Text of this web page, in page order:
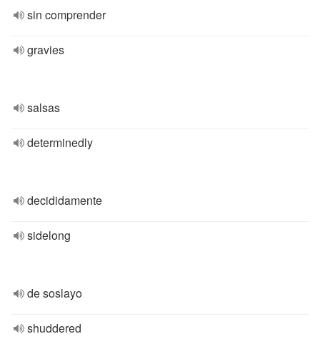
sin comprender
gravies
salsas
determinedly
decididamente
sidelong
de soslayo
shuddered